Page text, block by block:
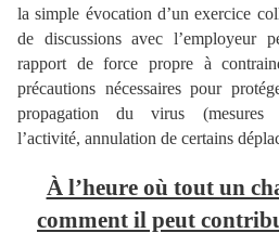
la simple évocation d’un exercice
de discussions avec l’employeur
rapport de force propre à
précautions nécessaires pour
propagation du virus (mesures
l’activité, annulation de certains
À l’heure où tout un
comment il peut